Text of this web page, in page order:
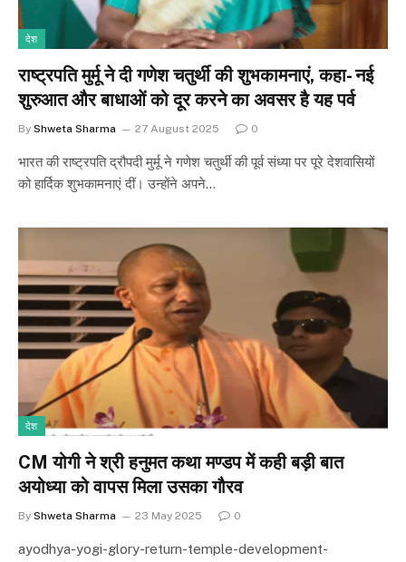
देश
राष्ट्रपति मुर्मू ने दी गणेश चतुर्थी की शुभकामनाएं, कहा- नई
शुरुआत और बाधाओं को दूर करने का अवसर है यह पर्व
By Shweta Sharma 27 August 2025 0
भारत की राष्ट्रपति द्रौपदी मुर्मू ने गणेश चतुर्थी की पूर्व संध्या पर पूरे देशवासियों
को हार्दिक शुभकामनाएं दीं। उन्होंने अपने…
देश
CM योगी ने श्री हनुमत कथा मण्डप में कही बड़ी बात
अयोध्या को वापस मिला उसका गौरव
By Shweta Sharma 23 May 2025 0
ayodhya-yogi-glory-return-temple-development-